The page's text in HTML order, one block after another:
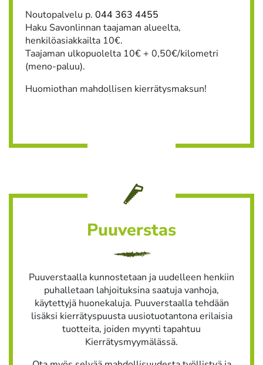
Noutopalvelu p. 044 363 4455
Haku Savonlinnan taajaman alueelta,
henkilöasiakkailta 10€.
Taajaman ulkopuolelta 10€ + 0,50€/kilometri
(meno-paluu).
Huomiothan mahdollisen kierrätysmaksun!
Puuverstas
Puuverstaalla kunnostetaan ja uudelleen henkiin
puhalletaan lahjoituksina saatuja vanhoja,
käytettyjä huonekaluja. Puuverstaalla tehdään
lisäksi kierrätyspuusta uusiotuotantona erilaisia
tuotteita, joiden myynti tapahtuu
Kierrätysmyymälässä.